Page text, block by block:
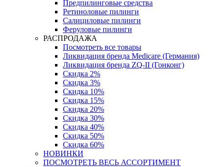
Предпилинговые средства
Ретиноловые пилинги
Салициловые пилинги
Феруловые пилинги
РАСПРОДАЖА
Посмотреть все товары
Ликвидация бренда Medicare (Германия)
Ликвидация бренда ZQ-II (Гонконг)
Скидка 2%
Скидка 3%
Скидка 10%
Скидка 15%
Скидка 20%
Скидка 30%
Скидка 40%
Скидка 50%
Скидка 60%
НОВИНКИ
ПОСМОТРЕТЬ ВЕСЬ АССОРТИМЕНТ